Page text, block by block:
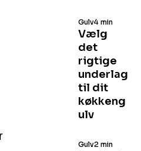
Vælg
det
rigtige
underlag
til dit
køkkeng
ulv
Gulv4 min
Gulv2 min